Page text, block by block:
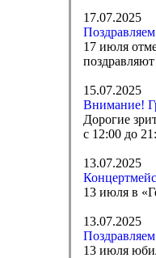
17.07.2025
17 июля
15.07.2025
Внимание!
Дорогие
с 12:00 до
13.07.2025
13 июля в
13.07.2025
13 июля